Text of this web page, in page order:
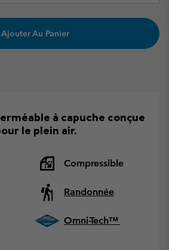
Ajouter Au Panier
à capuche conçue
le plein air.
Compressible
Randonnée
Omni-Tech™